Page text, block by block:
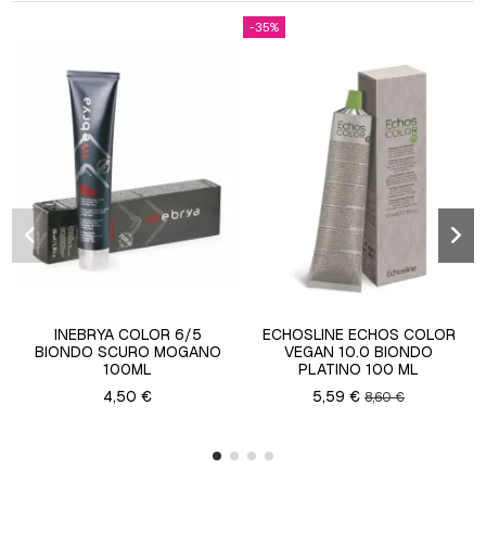
INEBRYA COLOR 6/5
BIONDO SCURO MOGANO
100ML
4,50 €
-35%
ECHOSLINE ECHOS COLOR
VEGAN 10.0 BIONDO
PLATINO 100 ML
5,59 €8,60 €